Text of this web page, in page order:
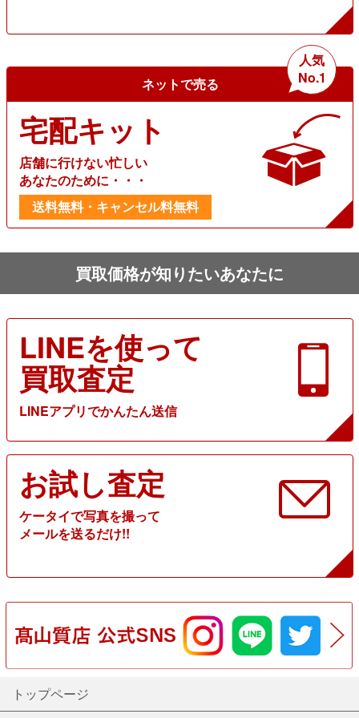
ネットで売る
人気
No.1
宅配キット
店舗に行けない忙しい
あなたのために・・・
送料無料・キャンセル料無料
買取価格が知りたいあなたに
LINEを使って
買取査定
LINEアプリでかんたん送信
お試し査定
ケータイで写真を撮って
メールを送るだけ!!
トップページ